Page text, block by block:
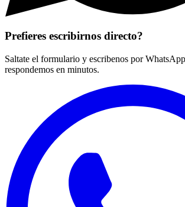
Prefieres escribirnos directo?
Saltate el formulario y escribenos por
respondemos en minutos.